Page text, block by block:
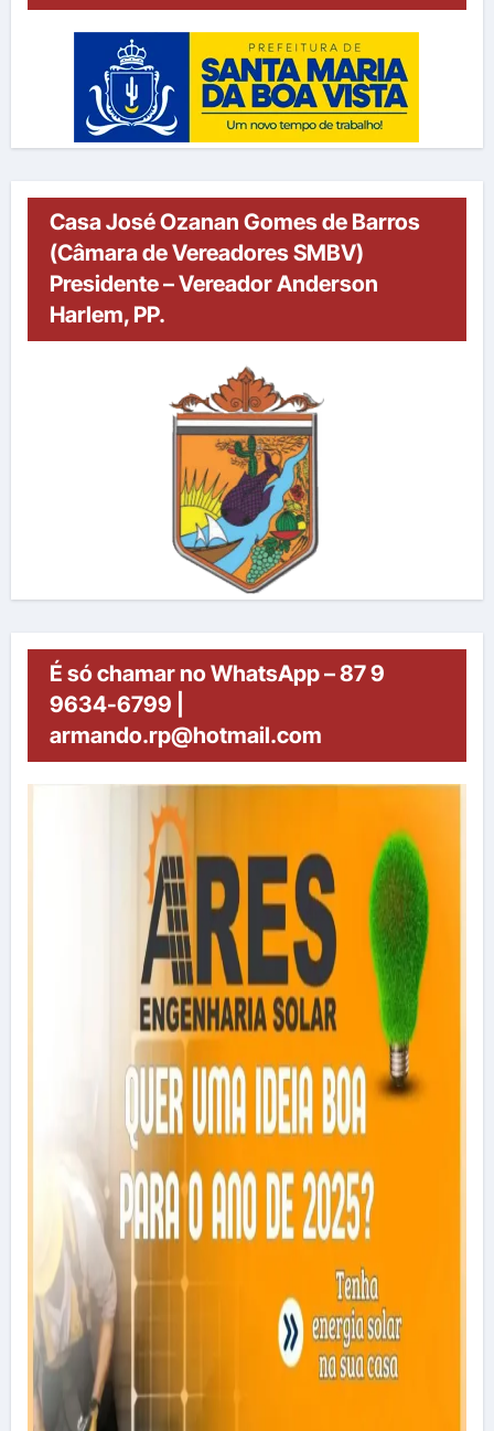
Casa José Ozanan Gomes de Barros
(Câmara de Vereadores SMBV)
Presidente – Vereador Anderson
Harlem, PP.
É só chamar no WhatsApp – 87 9
9634-6799 |
armando.rp@hotmail.com